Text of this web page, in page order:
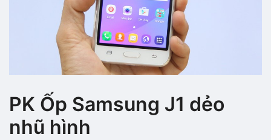
PK Ốp Samsung J1 dẻo
nhũ hình